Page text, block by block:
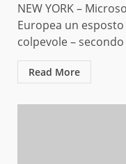
NEW YORK –
Europea un
colpevole –
Read More